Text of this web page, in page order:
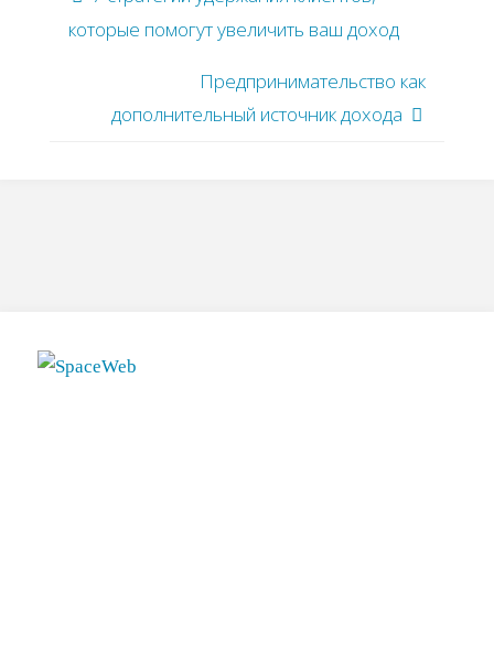
которые помогут увеличить ваш доход
Предпринимательство как
дополнительный источник дохода